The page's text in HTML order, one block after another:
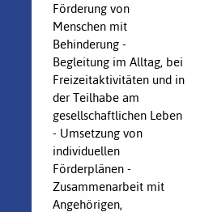
Förderung von
Menschen mit
Behinderung -
Begleitung im Alltag, bei
Freizeitaktivitäten und in
der Teilhabe am
gesellschaftlichen Leben
- Umsetzung von
individuellen
Förderplänen -
Zusammenarbeit mit
Angehörigen,